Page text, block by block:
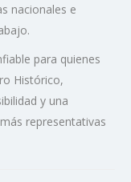
nacionales e
para quienes
Histórico,
y una
representativas